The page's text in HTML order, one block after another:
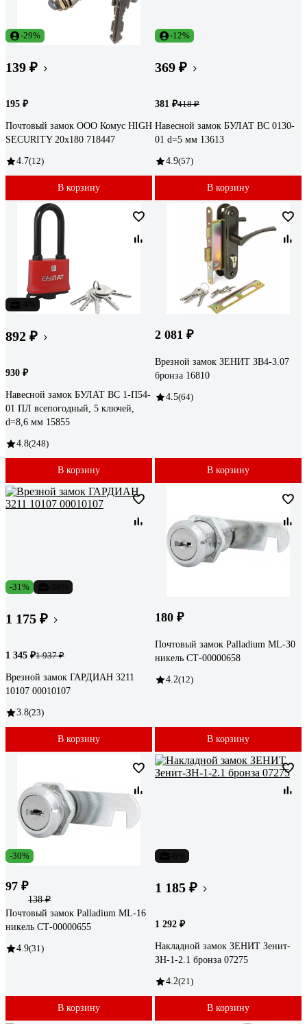
-29%
139 ₽
195 ₽
Почтовый замок ООО Комус HIGH
SECURITY 20x180 718447
4.7(12)
В корзину
-12%
369 ₽
381 ₽418 ₽
Навесной замок БУЛАТ ВС 0130-
01 d=5 мм 13613
4.9(57)
В корзину
892 ₽
930 ₽
Навесной замок БУЛАТ ВС 1-П54-
01 ПЛ всепогодный, 5 ключей,
d=8,6 мм 15855
4.8(248)
В корзину
2 081 ₽
Врезной замок ЗЕНИТ ЗВ4-3.07
бронза 16810
4.5(64)
В корзину
-31%
1 175 ₽
1 345 ₽1 937 ₽
Врезной замок ГАРДИАН 3211
10107 00010107
3.8(23)
В корзину
180 ₽
Почтовый замок Palladium ML-30
никель СТ-00000658
4.2(12)
В корзину
-30%
97 ₽
138 ₽
Почтовый замок Palladium ML-16
никель СТ-00000655
4.9(31)
В корзину
1 185 ₽
1 292 ₽
Накладной замок ЗЕНИТ Зенит-
ЗН-1-2.1 бронза 07275
4.2(21)
В корзину